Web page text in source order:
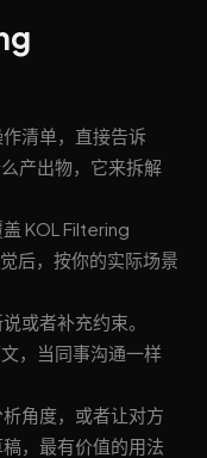
清单，直接告诉
产出物，它来拆解
KOL Filtering
后，按你的实际场景
或者补充约束。
，当同事沟通一样
角度，或者让对方
，最有价值的用法